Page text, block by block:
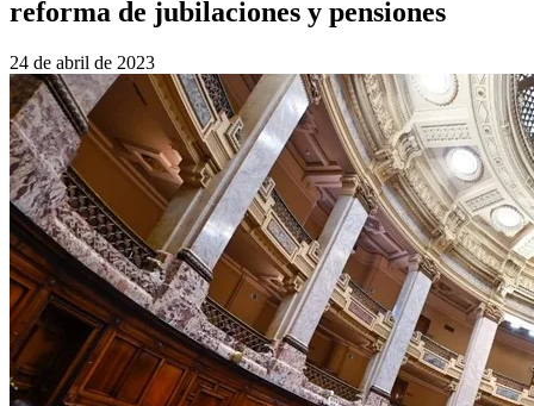
reforma de jubilaciones y pensiones
24 de abril de 2023